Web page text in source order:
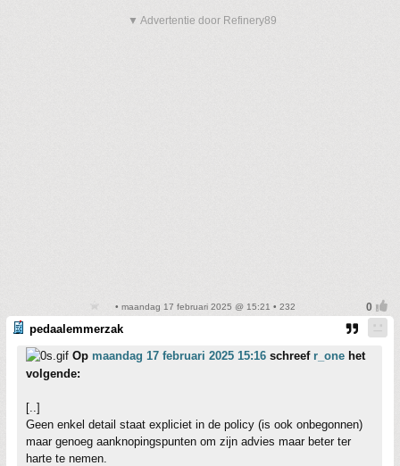
▼ Advertentie door Refinery89
• maandag 17 februari 2025 @ 15:21 • 232
pedaalemmerzak
Op maandag 17 februari 2025 15:16 schreef r_one het
volgende:
[..]
Geen enkel detail staat expliciet in de policy (is ook onbegonnen)
maar genoeg aanknopingspunten om zijn advies maar beter ter
harte te nemen.